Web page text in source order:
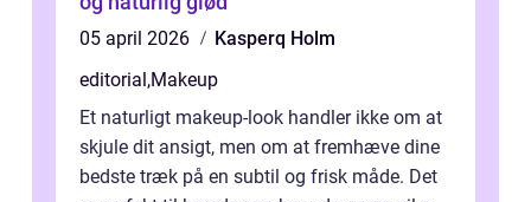
05 april 2026
Kasperq Holm
editorial,Makeup
Et naturligt makeup-look handler ikke om at
skjule dit ansigt, men om at fremhæve dine
bedste træk på en subtil og frisk måde. Det